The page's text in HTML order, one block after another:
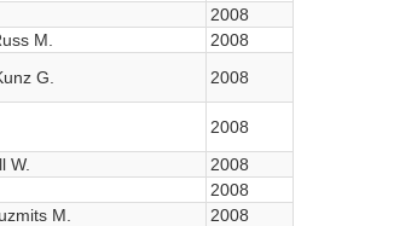
2008
M.
2008
G. 2008
2008
W.
2008
2008
M. 2008